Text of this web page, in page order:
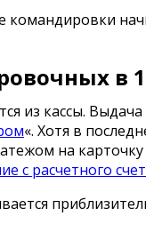
в
из кассы.
«. Хотя в
на
с расчетного